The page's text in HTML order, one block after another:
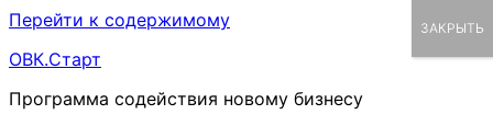
Перейти к содержимому
ОВК.Старт
Программа содействия новому бизнесу
ЗАКРЫТЬ